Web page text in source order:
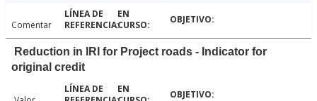
Comentar
Reduction in IRI for Project roads - Indicator for
original credit